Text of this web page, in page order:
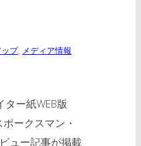
プ, メディア情報
ー紙WEB版
ークスマン・
ュー記事が掲載